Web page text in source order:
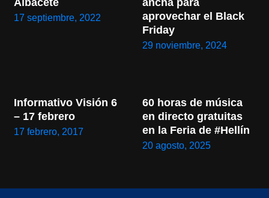
Albacete
17 septiembre, 2022
ancha para
aprovechar el Black
Friday
29 noviembre, 2024
Informativo Visión 6
– 17 febrero
17 febrero, 2017
60 horas de música
en directo gratuitas
en la Feria de #Hellín
20 agosto, 2025